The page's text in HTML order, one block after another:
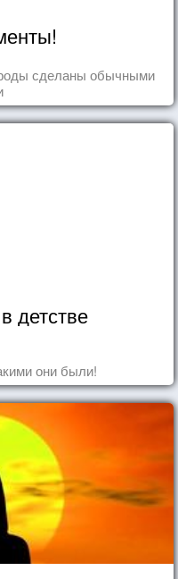
сделаны обычными
детстве
они были!